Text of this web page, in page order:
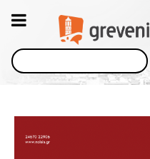
Αναζήτηση